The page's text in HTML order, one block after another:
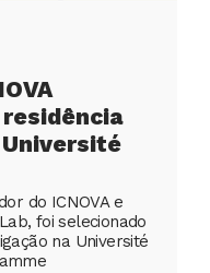
do ICNOVA e
foi selecionado
na Université